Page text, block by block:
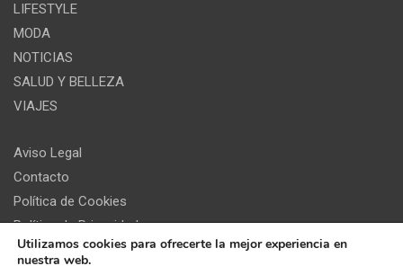
LIFESTYLE
MODA
NOTICIAS
SALUD Y BELLEZA
VIAJES
Aviso Legal
Contacto
Política de Cookies
Política de Privacidad
Utilizamos cookies para ofrecerte la mejor experiencia en
nuestra web.